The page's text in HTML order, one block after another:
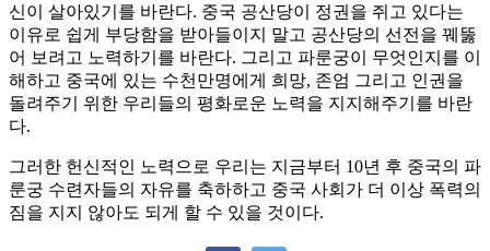
신이 살아있기를 바란다. 중국 공산당이 정권을 쥐고 있다는
이유로 쉽게 부당함을 받아들이지 말고 공산당의 선전을 꿰뚫
어 보려고 노력하기를 바란다. 그리고 파룬궁이 무엇인지를 이
해하고 중국에 있는 수천만명에게 희망, 존엄 그리고 인권을
돌려주기 위한 우리들의 평화로운 노력을 지지해주기를 바란
다.
그러한 헌신적인 노력으로 우리는 지금부터 10년 후 중국의 파
룬궁 수련자들의 자유를 축하하고 중국 사회가 더 이상 폭력의
짐을 지지 않아도 되게 할 수 있을 것이다.